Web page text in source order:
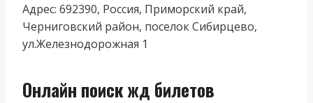
Адрес: 692390, Россия, Приморский край,
Черниговский район, поселок Сибирцево,
ул.Железнодорожная 1
Онлайн поиск жд билетов